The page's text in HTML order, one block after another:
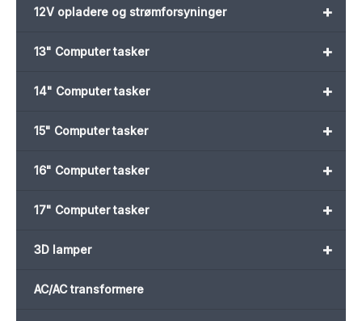
+
12V opladere og strømforsyninger
+
13" Computer tasker
+
14" Computer tasker
+
15" Computer tasker
+
16" Computer tasker
+
17" Computer tasker
+
3D lamper
AC/AC transformere